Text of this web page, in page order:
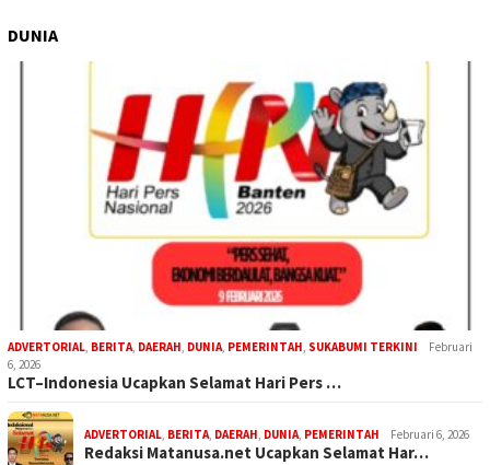
DUNIA
ADVERTORIAL, BERITA, DAERAH, DUNIA, PEMERINTAH, SUKABUMI TERKINI
Februari
6, 2026
LCT–Indonesia Ucapkan Selamat Hari Pers …
ADVERTORIAL, BERITA, DAERAH, DUNIA, PEMERINTAH Februari 6, 2026
Redaksi Matanusa.net Ucapkan Selamat Har…